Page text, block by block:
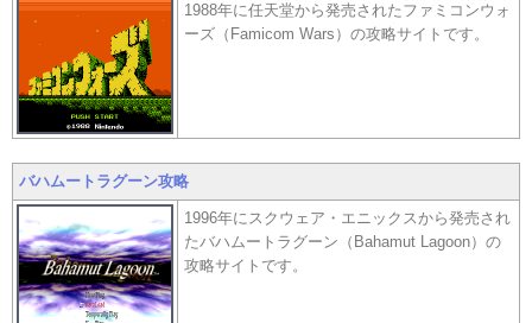
1988年に任天堂から発売されたファミコンウォ
ーズ（Famicom Wars）の攻略サイトです。
バハムートラグーン攻略
1996年にスクウェア・エニックスから発売され
たバハムートラグーン（Bahamut Lagoon）の
攻略サイトです。